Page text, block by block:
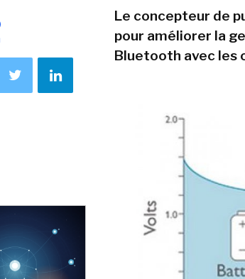
Le concepteur de
pour améliorer la
Bluetooth avec les